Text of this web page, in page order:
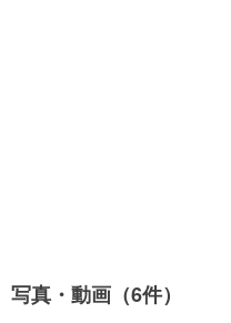
写真・動画（6件）